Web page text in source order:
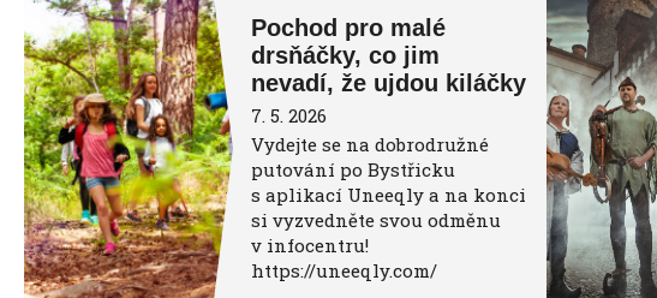
Pochod pro malé
drsňáčky, co jim
nevadí, že ujdou kiláčky
7. 5. 2026
Vydejte se na dobrodružné
putování po Bystřicku
s aplikací Uneeqly a na konci
si vyzvedněte svou odměnu
v infocentru!
https://uneeqly.com/